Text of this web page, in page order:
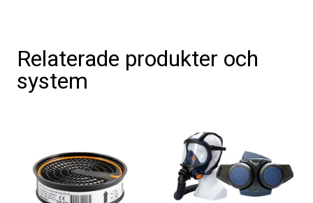
Relaterade produkter och
system